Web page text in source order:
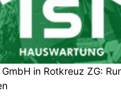
in Rotkreuz ZG: